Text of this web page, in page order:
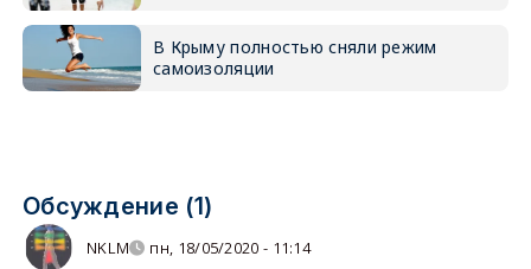
В Крыму полностью сняли режим
самоизоляции
Обсуждение (1)
NKLM пн, 18/05/2020 - 11:14